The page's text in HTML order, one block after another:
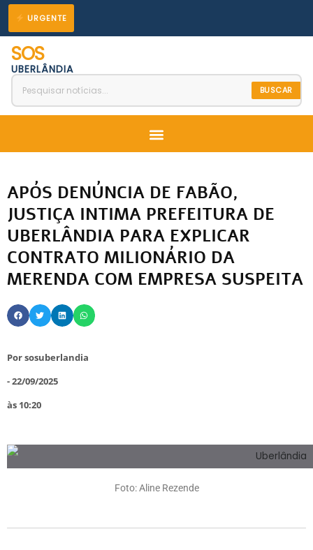
para
conteúdo
URGENTE
SOS
UBERLÂNDIA
BUSCAR
Menu
APÓS DENÚNCIA DE FABÃO,
JUSTIÇA INTIMA PREFEITURA DE
UBERLÂNDIA PARA EXPLICAR
CONTRATO MILIONÁRIO DA
MERENDA COM EMPRESA SUSPEITA
Porsosuberlandia
-22/09/2025
às 10:20
Foto: Aline Rezende